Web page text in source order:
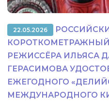
22.05.2026
КОРОТКОМЕТРАЖНЫЙ
РЕЖИССЁРА ИЛЬЯСА
ГЕРАСИМОВА
ЕЖЕГОДНОГО
МЕЖДУНАРОДНОГО